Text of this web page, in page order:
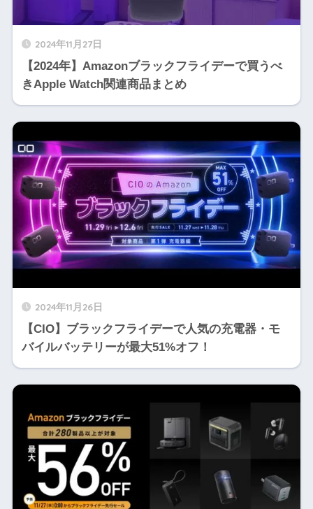
2024年11月27日
【2024年】Amazonブラックフライデーで買うべ
きApple Watch関連商品まとめ
2024年11月26日
【CIO】ブラックフライデーで人気の充電器・モ
バイルバッテリーが最大51%オフ！